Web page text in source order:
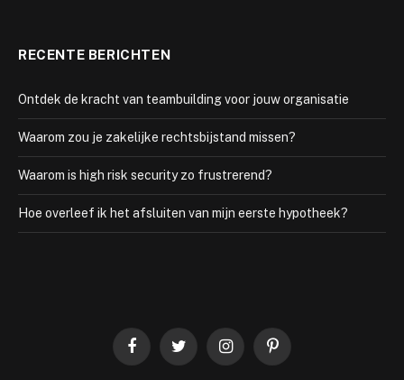
RECENTE BERICHTEN
Ontdek de kracht van teambuilding voor jouw organisatie
Waarom zou je zakelijke rechtsbijstand missen?
Waarom is high risk security zo frustrerend?
Hoe overleef ik het afsluiten van mijn eerste hypotheek?
FacebookTwitter InstagramPinterest